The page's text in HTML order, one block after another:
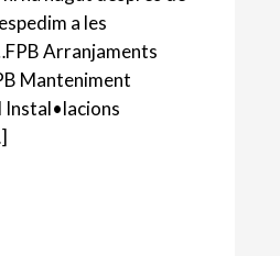
a les
Arranjaments
Manteniment
Instal•lacions